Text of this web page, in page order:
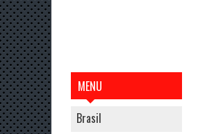
MENU
Brasil